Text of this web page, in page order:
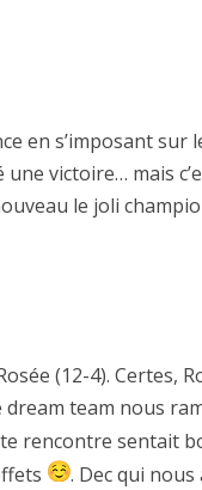
en s’imposant sur
victoire… mais
le joli
(12-4). Certes,
team nous
rencontre sentait
. Dec qui nous